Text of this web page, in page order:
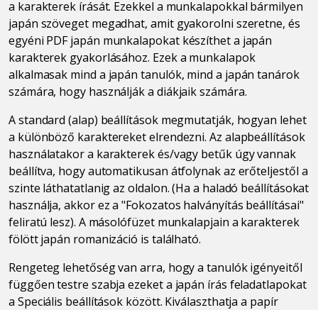
a karakterek írását. Ezekkel a munkalapokkal bármilyen
japán szöveget megadhat, amit gyakorolni szeretne, és
egyéni PDF japán munkalapokat készíthet a japán
karakterek gyakorlásához. Ezek a munkalapok
alkalmasak mind a japán tanulók, mind a japán tanárok
számára, hogy használják a diákjaik számára.
A standard (alap) beállítások megmutatják, hogyan lehet
a különböző karaktereket elrendezni. Az alapbeállítások
használatakor a karakterek és/vagy betűk úgy vannak
beállítva, hogy automatikusan átfolynak az erőteljestől a
szinte láthatatlanig az oldalon. (Ha a haladó beállításokat
használja, akkor ez a "Fokozatos halványítás beállításai"
feliratú lesz). A másolófüzet munkalapjain a karakterek
fölött japán romanizáció is található.
Rengeteg lehetőség van arra, hogy a tanulók igényeitől
függően testre szabja ezeket a japán írás feladatlapokat
a Speciális beállítások között. Kiválaszthatja a papír